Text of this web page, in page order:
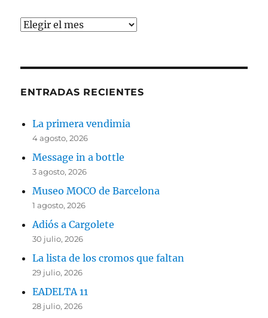
Archivos
ENTRADAS RECIENTES
La primera vendimia
4 agosto, 2026
Message in a bottle
3 agosto, 2026
Museo MOCO de Barcelona
1 agosto, 2026
Adiós a Cargolete
30 julio, 2026
La lista de los cromos que faltan
29 julio, 2026
EADELTA 11
28 julio, 2026